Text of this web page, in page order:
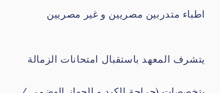
اطباء متدربين مصريين و غير مصريين
يتشرف المعهد باستقبال امتحانات الزمالة